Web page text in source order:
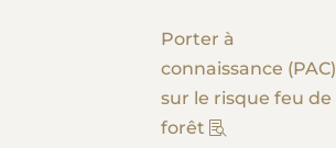
Porter à
connaissance (PAC)
sur le risque feu de
forêt